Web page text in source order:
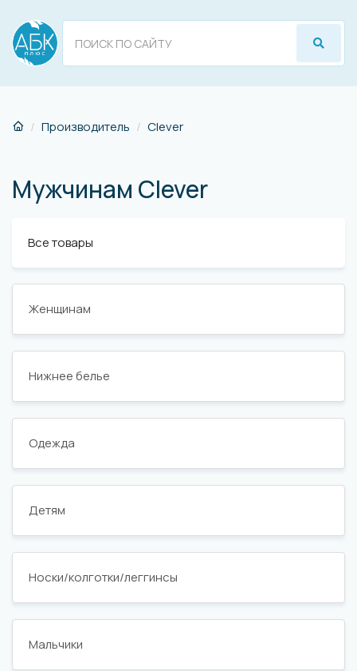
Производитель Сlever
Мужчинам Сlever
Все товары
Женщинам
Нижнее белье
Одежда
Детям
Носки/колготки/леггинсы
Мальчики